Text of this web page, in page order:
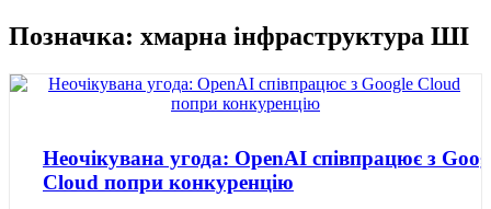
Позначка: хмарна інфраструктура ШІ
Неочікувана угода: OpenAI співпрацює з
Cloud попри конкуренцію